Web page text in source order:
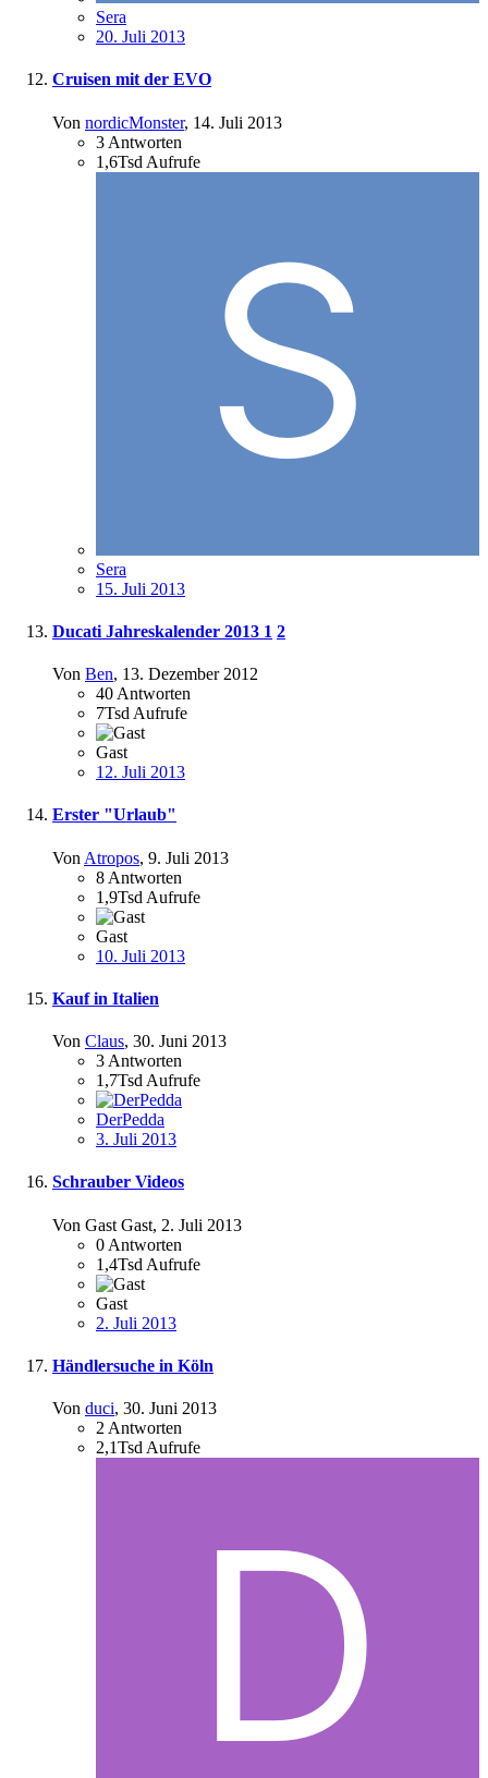
Sera
20. Juli 2013
Cruisen mit der EVO
Von nordicMonster, 14. Juli 2013
3 Antworten
1,6Tsd Aufrufe
Sera
15. Juli 2013
Ducati Jahreskalender 2013 1 2
Von Ben, 13. Dezember 2012
40 Antworten
7Tsd Aufrufe
Gast
12. Juli 2013
Erster "Urlaub"
Von Atropos, 9. Juli 2013
8 Antworten
1,9Tsd Aufrufe
Gast
10. Juli 2013
Kauf in Italien
Von Claus, 30. Juni 2013
3 Antworten
1,7Tsd Aufrufe
DerPedda
3. Juli 2013
Schrauber Videos
Von Gast Gast, 2. Juli 2013
0 Antworten
1,4Tsd Aufrufe
Gast
2. Juli 2013
Händlersuche in Köln
Von duci, 30. Juni 2013
2 Antworten
2,1Tsd Aufrufe